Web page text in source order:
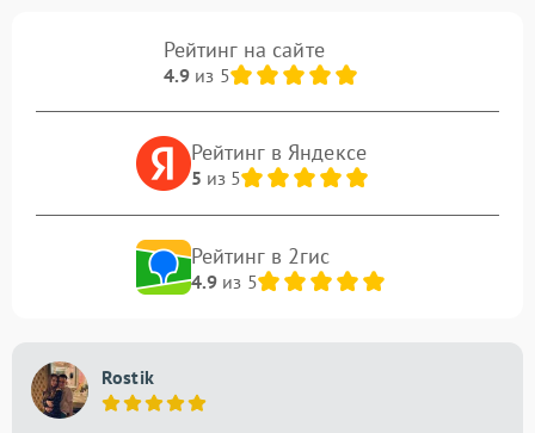
Рейтинг на сайте
4.9из 5
Рейтинг в Яндексе
5 из 5
Рейтинг в 2гис
4.9из 5
Rostik